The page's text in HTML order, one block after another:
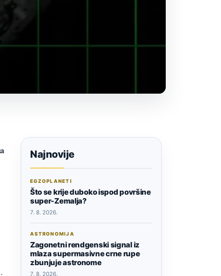
Najnovije
EGZOPLANETI
Što se krije duboko ispod površine
super-Zemalja?
7. 8. 2026.
ASTRONOMIJA
Zagonetni rendgenski signal iz
mlaza supermasivne crne rupe
zbunjuje astronome
7. 8. 2026.